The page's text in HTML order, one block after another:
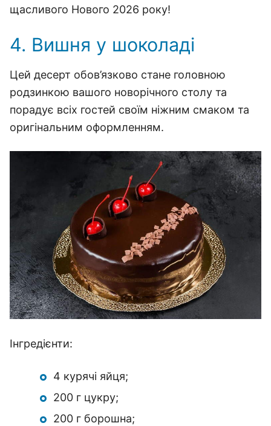
щасливого Нового 2026 року!
4. Вишня у шоколаді
Цей десерт обов’язково стане головною
родзинкою вашого новорічного столу та
порадує всіх гостей своїм ніжним смаком та
оригінальним оформленням.
Інгредієнти:
4 курячі яйця;
200 г цукру;
200 г борошна;